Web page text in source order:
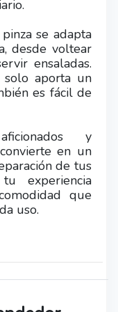
se adapta
desde voltear
ensaladas.
aporta un
es fácil de
y
en un
de tus
experiencia
que
uso.